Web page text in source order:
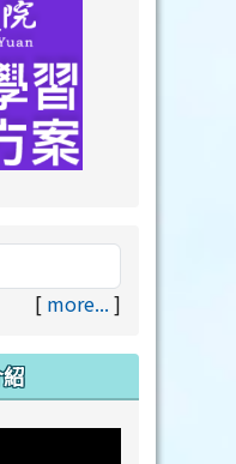
[ more... ]